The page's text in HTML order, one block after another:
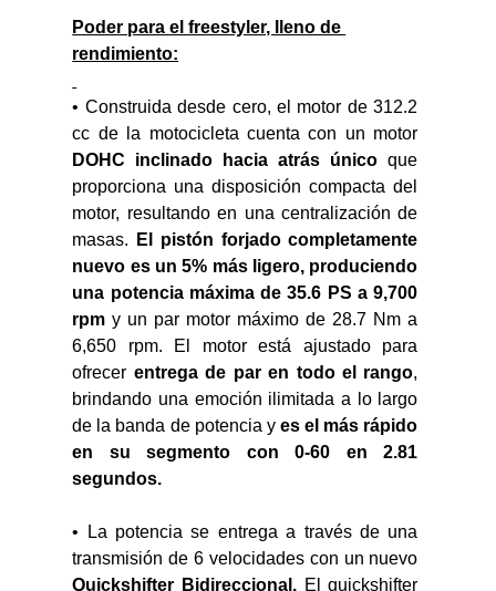
Poder para el freestyler, lleno de
rendimiento:
• Construida desde cero, el motor de 312.2
DOHC inclinado hacia atrás único que
proporciona una disposición compacta del
motor, resultando en una centralización de
masas.
El pistón forjado completamente
nuevo es un 5% más ligero, produciendo
una potencia máxima de 35.6 PS a 9,700
rpm y un par motor máximo de 28.7 Nm a
6,650 rpm. El motor está ajustado para
ofrecer entrega de par en todo el rango,
brindando una emoción ilimitada a lo largo
de la banda de potencia y es el más rápido
en su segmento con 0-60 en 2.81
segundos.
• La potencia se entrega a través de una
Quickshifter Bidireccional. El quickshifter